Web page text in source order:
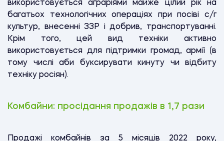
використовується аграріями майже цілий рік на
багатьох технологічних операціях при посіві с/г
культур, внесенні ЗЗР і добрив, транспортуванні.
Крім того, цей вид техніки активно
використовується для підтримки громад, армії (в
тому числі аби буксирувати кинуту чи відбиту
техніку росіян).
Комбайни: просідання продажів в 1,7 рази
Продажі комбайнів за 5 місяців 2022 року,